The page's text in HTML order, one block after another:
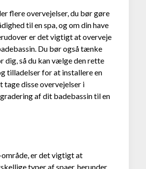
flere overvejelser, du bør gøre
til en spa, og om din have
er det vigtigt at overveje
Du bør også tænke
dig, så du kan vælge den rette
tilladelser for at installere en
tage disse overvejelser i
af dit badebassin til en
er det vigtigt at
typer af spaer, herunder